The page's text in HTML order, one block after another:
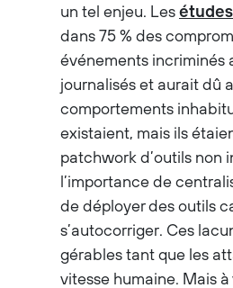
un tel enjeu. Les
dans 75 % des
événements incriminés
journalisés et aurait dû
comportements
existaient, mais ils
patchwork d’outils non
l’importance de
de déployer des outils
s’autocorriger. Ces
gérables tant que les
vitesse humaine. Mais